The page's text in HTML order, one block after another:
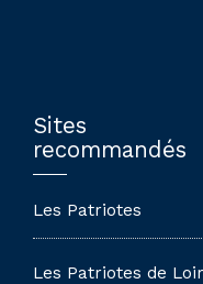
Sites
recommandés
Les Patriotes
Les Patriotes de